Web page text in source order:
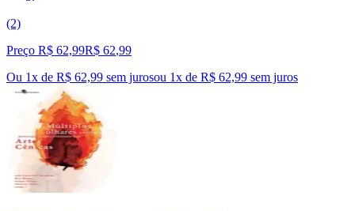
(2)
Preço R$ 62,99R$ 62,99
Ou 1x de R$ 62,99 sem jurosou 1x de R$ 62,99 sem juros